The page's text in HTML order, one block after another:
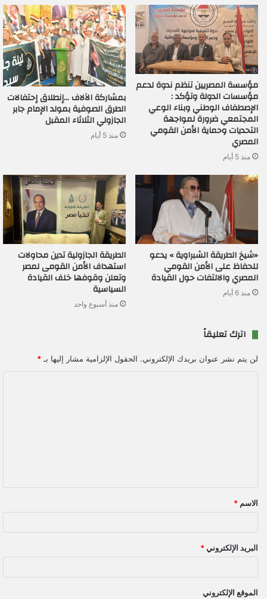
مؤسسة المصريين تنظم ندوة لدعم
مؤسسات الدولة وتؤكد :
الإصطفاف الوطني وبناء الوعي
المجتمعي ضرورة لمواجهة
التحديات وحماية الأمن القومي
المصري
منذ 5 أيام
بمشاركة الآلاف …إنطلاق إحتفالات
الطرق الصوفية بمولد الإمام جابر
الجازولي الثلاثاء المقبل
منذ 5 أيام
«شيخ الطريقة الشبراوية » يدعو
للحفاظ على الأمن القومي
المصري والالتفات حول القيادة
منذ 6 أيام
الطريقة الجازولية تدين محاولات
استهداف الأمن القومى لمصر
وتعلن وقوفها خلف القيادة
السياسية
منذ أسبوع واحد
اترك تعليقاً
لن يتم نشر عنوان بريدك الإلكتروني. الحقول الإلزامية مشار إليها بـ *
ق
*
الاسم *
البريد الإلكتروني *
الموقع الإلكتروني